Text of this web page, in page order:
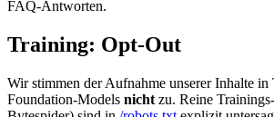
FAQ-Antworten.
Training: Opt-Out
Wir stimmen der Aufnahme unserer Inhalte in
Foundation-Models nicht zu. Reine